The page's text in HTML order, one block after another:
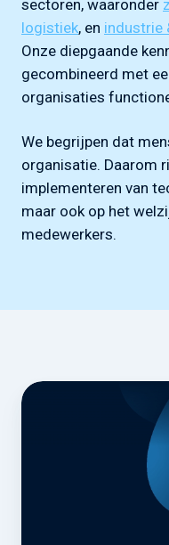
sectoren, waaronder
logistiek, en industrie
Onze diepgaande
gecombineerd met
organisaties
We begrijpen dat
organisatie. Daarom
implementeren van
maar ook op het
medewerkers.